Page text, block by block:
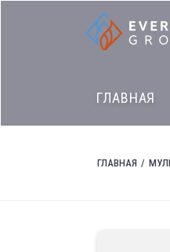
ГЛАВНАЯ
ГЛАВНАЯ